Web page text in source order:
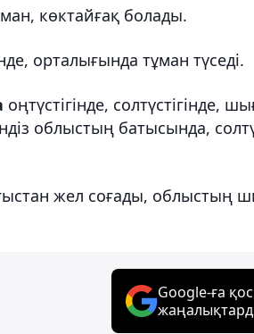
көктайғақ болады.
орталығында тұман түседі.
оңтүстігінде, солтүстігінде,
облыстың батысында,
жел соғады, облыстың
Google-ға